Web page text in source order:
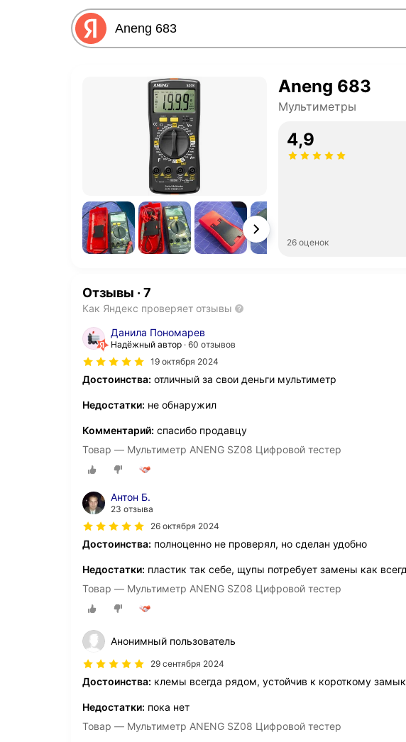
Aneng 683
Мультиметры
4,9
26 оценок
Отзывы · 7
Как Яндекс проверяет отзывы
Данила Пономарев
Надёжный автор 60 отзывов
19 октября 2024
Достоинства: отличный за свои деньги мультиметр
Недостатки: не обнаружил
Комментарий: спасибо продавцу
Товар — Мультиметр ANENG SZ08 Цифровой тестер
Антон Б.
23 отзыва
26 октября 2024
Достоинства: полноценно не проверял, но сделан удобно
Недостатки: пластик так себе, щупы потребует замены как
Товар — Мультиметр ANENG SZ08 Цифровой тестер
Анонимный пользователь
29 сентября 2024
Достоинства: клемы всегда рядом, устойчив к короткому
Недостатки: пока нет
Товар — Мультиметр ANENG SZ08 Цифровой тестер